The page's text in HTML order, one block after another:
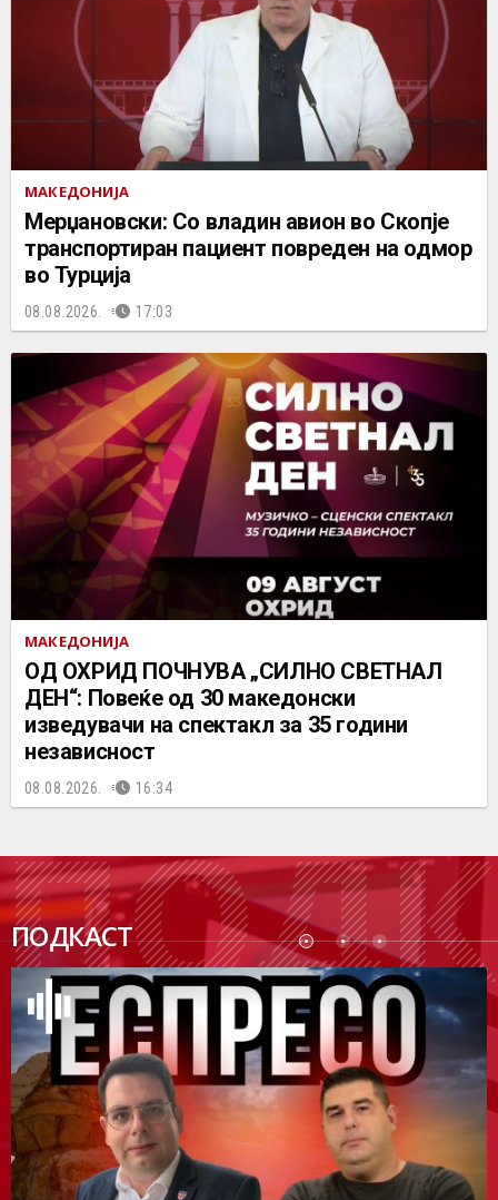
МАКЕДОНИЈА
Мерџановски: Со владин авион во Скопје
транспортиран пациент повреден на одмор
во Турција
08.08.2026. 17:03
МАКЕДОНИЈА
ОД ОХРИД ПОЧНУВА „СИЛНО СВЕТНАЛ
ДЕН“: Повеќе од 30 македонски
изведувачи на спектакл за 35 години
независност
08.08.2026. 16:34
ПОДКАСТ
ПОДК
АСТ